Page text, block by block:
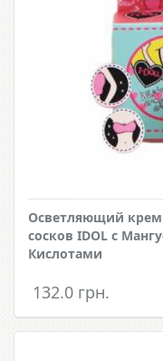
Осветляющий
сосков IDOL с
Кислотами
132.0 грн.